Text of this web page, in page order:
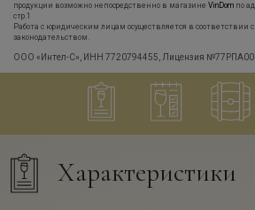
продукции возможно непосредственно в магазине VinDom по
стр.1
Работа с юридическим лицам осуществляется в соответствии
законодательством.
ООО «Интел-С», ИНН 7720794455, Лицензия
Характеристики